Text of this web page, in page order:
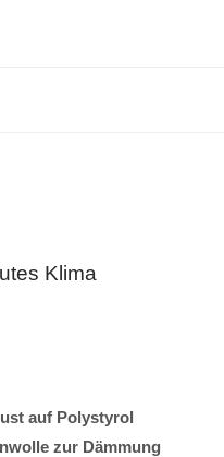
Klima
auf Polystyrol
zur Dämmung